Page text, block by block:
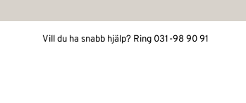
to
Vill du ha snabb hjälp? Ring 031-98 90 91